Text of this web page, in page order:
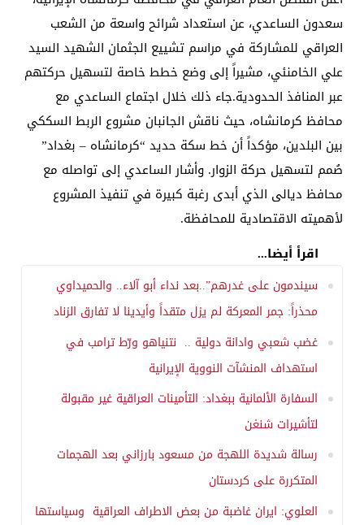
سعدون الساعدي، عن استعداد شرائح واسعة من الشعب
العراقي للمشاركة في مراسم تشييع الجثمان الشهيد السيد
علي الخامنئي، مشيراً إلى وضع خطط خاصة لتسهيل حركتهم
عبر المنافذ الحدودية.جاء ذلك خلال اجتماع الساعدي مع
محافظ كرمانشاه، حيث ناقش الجانبان مشروع الربط السككي
بين البلدين، مؤكداً أن خط سكة حديد “كرمانشاه – بغداد”
صُمم لتسهيل حركة الزوار. وأشار الساعدي إلى تواصله مع
محافظ ديالى الذي أبدى رغبة كبيرة في تنفيذ المشروع
لأهميته الاقتصادية للمحافظة.
اقرأ أيضا...
سيندمون على غدرهم”..بعد نداء أبو آلاء.. والحميداوي
محذراً: جمر المعركة لم يزل متقداً وأيدينا لا تفارق الزناد
غضب شعبي وادانة دولية .. نتنياهو ورّط ترامب في
استهداف المنشآت النووية الإيرانية
السفارة الألمانية ببغداد: التأمينات العراقية غير مقبولة
لتأشيرات شنغن
رسالة شديدة اللهجة من مسعود بارزاني بعد الهجمات
المتكررة على كردستان
العلوي: ايران غاضبة من بعض الاطراف العراقية وسياستها